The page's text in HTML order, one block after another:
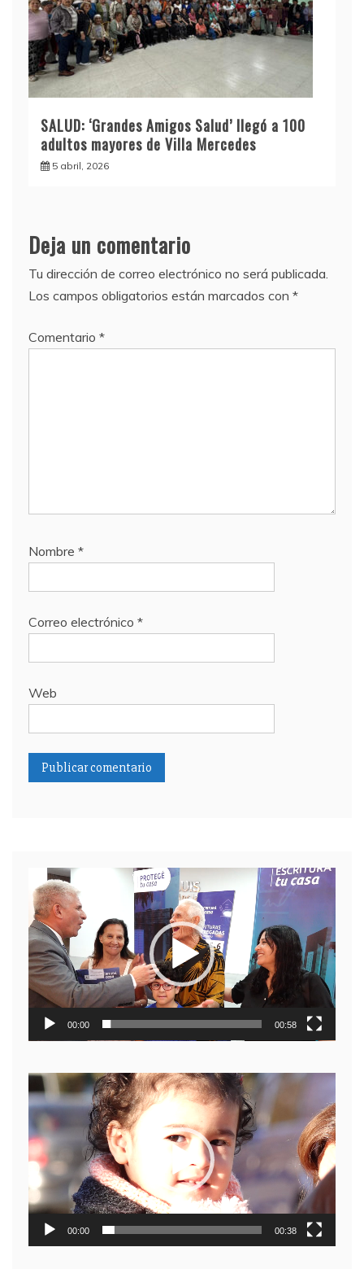
SALUD: ‘Grandes Amigos Salud’ llegó a 100
adultos mayores de Villa Mercedes
5 abril, 2026
Deja un comentario
Tu dirección de correo electrónico no será publicada.
Los campos obligatorios están marcados con *
Comentario *
Nombre *
Correo electrónico *
Web
Reproductor
de
video
00:00 00:58
Reproductor
de
video
00:00 00:38